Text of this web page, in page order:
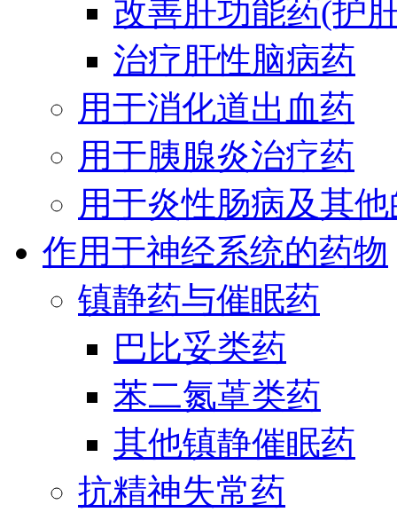
改善肝功能药(护
治疗肝性脑病药
用于消化道出血药
用于胰腺炎治疗药
用于炎性肠病及其
作用于神经系统的药物
镇静药与催眠药
巴比妥类药
苯二氮䓬类药
其他镇静催眠药
抗精神失常药